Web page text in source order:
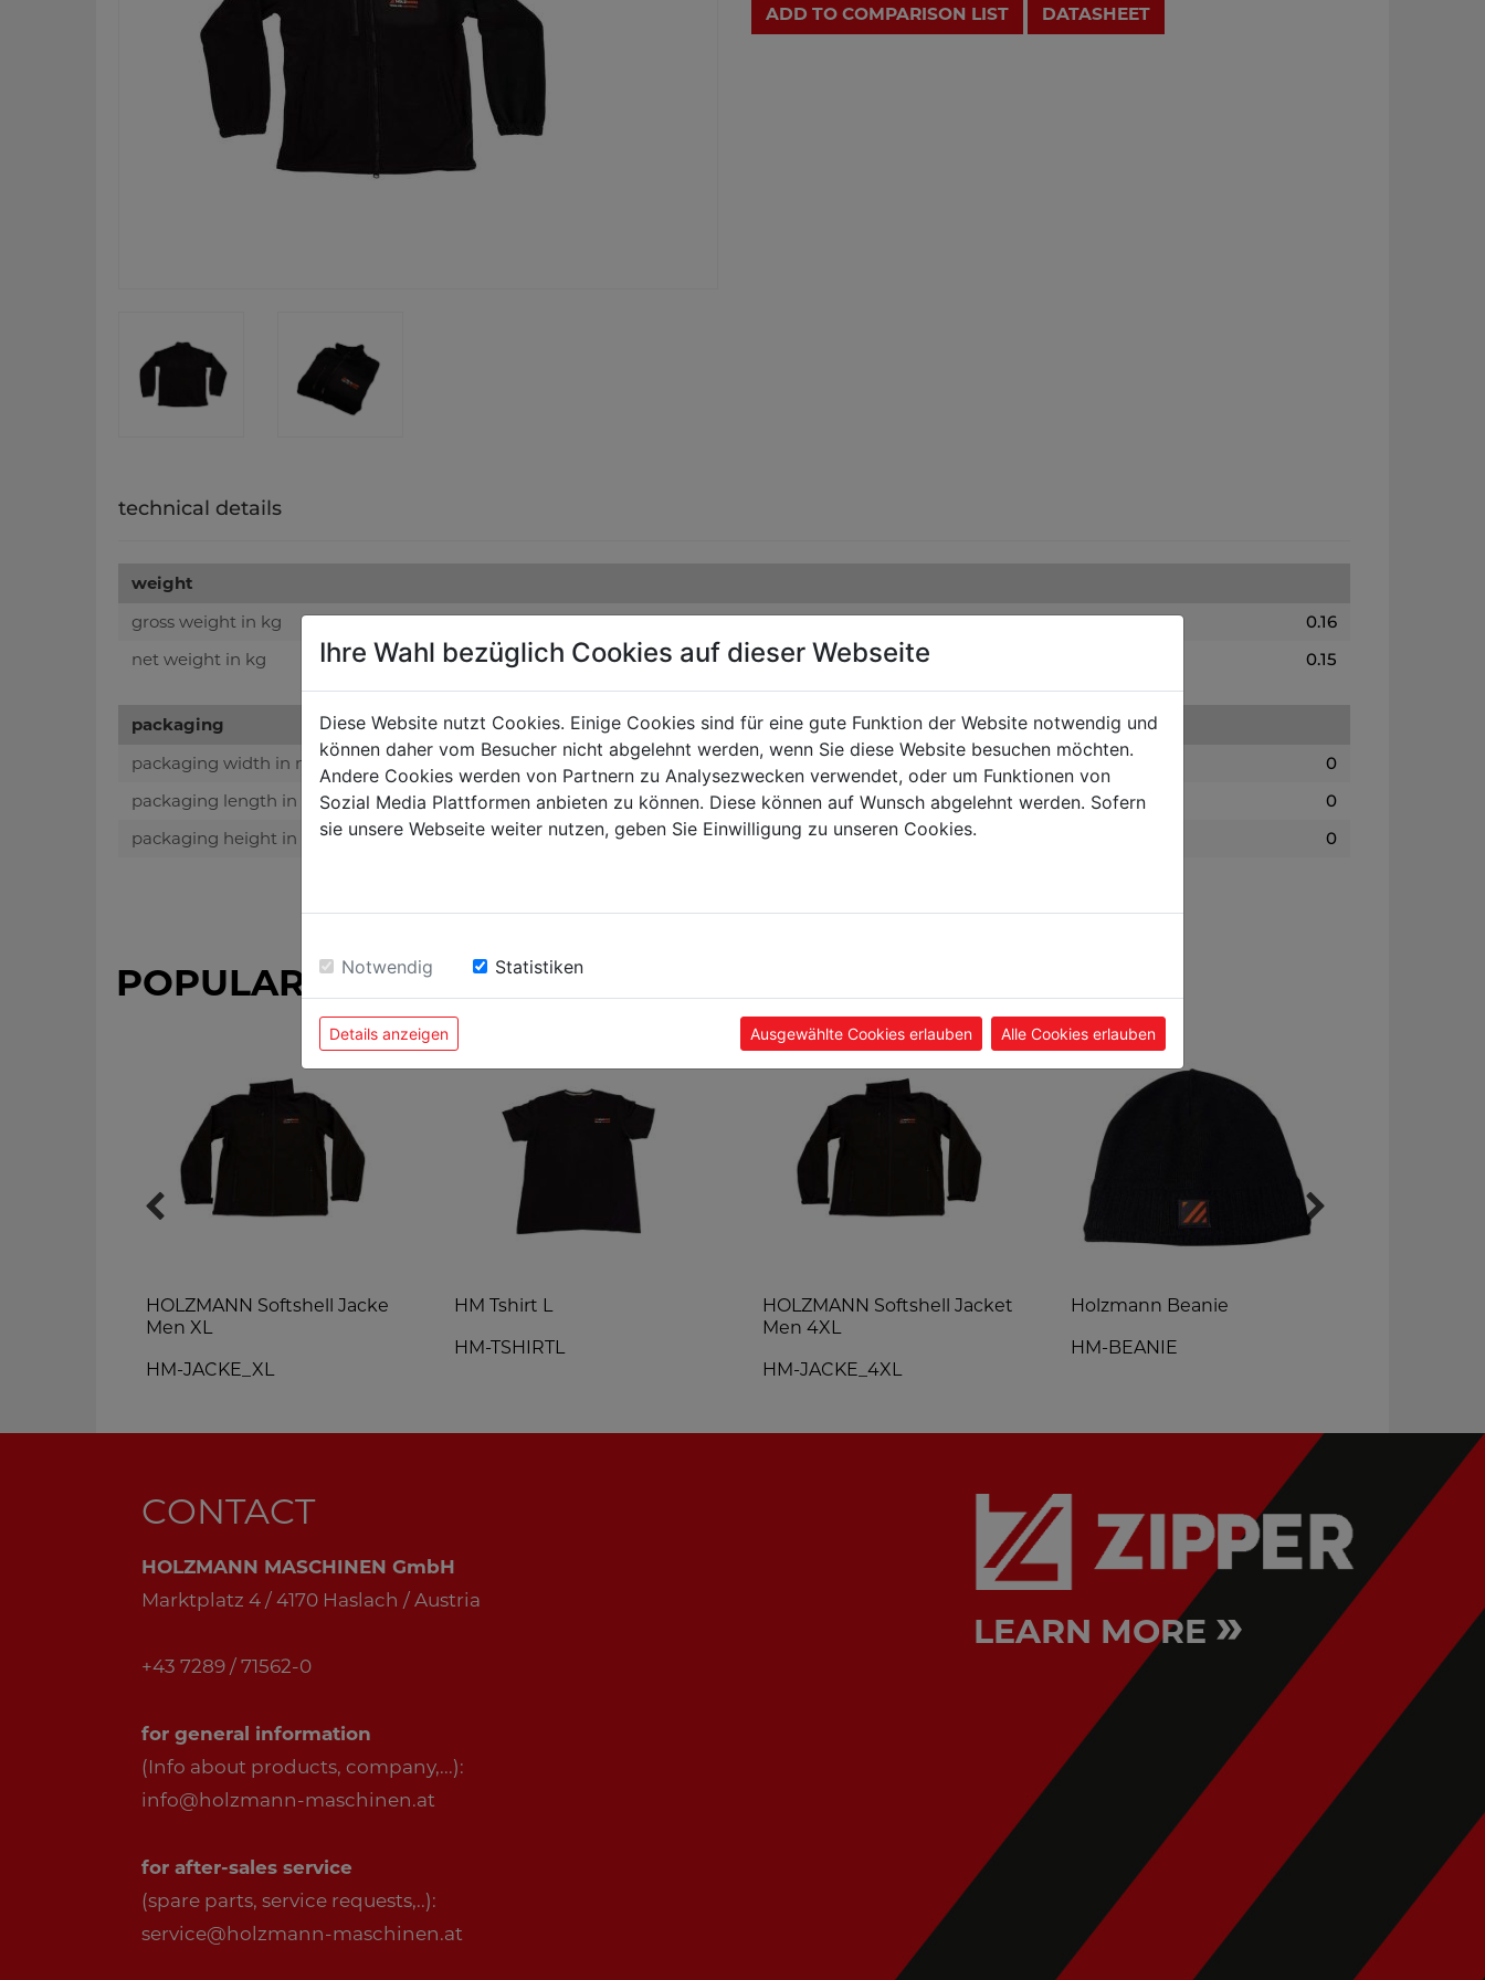
ADD TO COMPARISON LIST DATASHEET
technical details
weight
gross weight in kg
0.16
net weight in kg
0.15
packaging
packaging width in mm
0
packaging length in mm
0
packaging height in mm
0
POPULAR PRODUCTS
HOLZMANN Softshell Jacke
Men XL
HM-JACKE_XL
HM Tshirt L
HM-TSHIRTL
HOLZMANN Softshell Jacket
Men 4XL
HM-JACKE_4XL
Holzmann Beanie
HM-BEANIE
CONTACT
HOLZMANN MASCHINEN GmbH
Marktplatz 4 / 4170 Haslach / Austria
+43 7289 / 71562-0
for general information
(Info about products, company,...):
info@holzmann-maschinen.at
for after-sales service
(spare parts, service requests,..):
service@holzmann-maschinen.at
LEARN MORE »
Ihre Wahl bezüglich Cookies auf dieser Webseite
Diese Website nutzt Cookies. Einige Cookies sind für eine gute Funktion der Website notwendig und
können daher vom Besucher nicht abgelehnt werden, wenn Sie diese Website besuchen möchten.
Andere Cookies werden von Partnern zu Analysezwecken verwendet, oder um Funktionen von
Sozial Media Plattformen anbieten zu können. Diese können auf Wunsch abgelehnt werden. Sofern
sie unsere Webseite weiter nutzen, geben Sie Einwilligung zu unseren Cookies.
Notwendig Statistiken
Details anzeigen Ausgewählte Cookies erlauben Alle Cookies erlauben